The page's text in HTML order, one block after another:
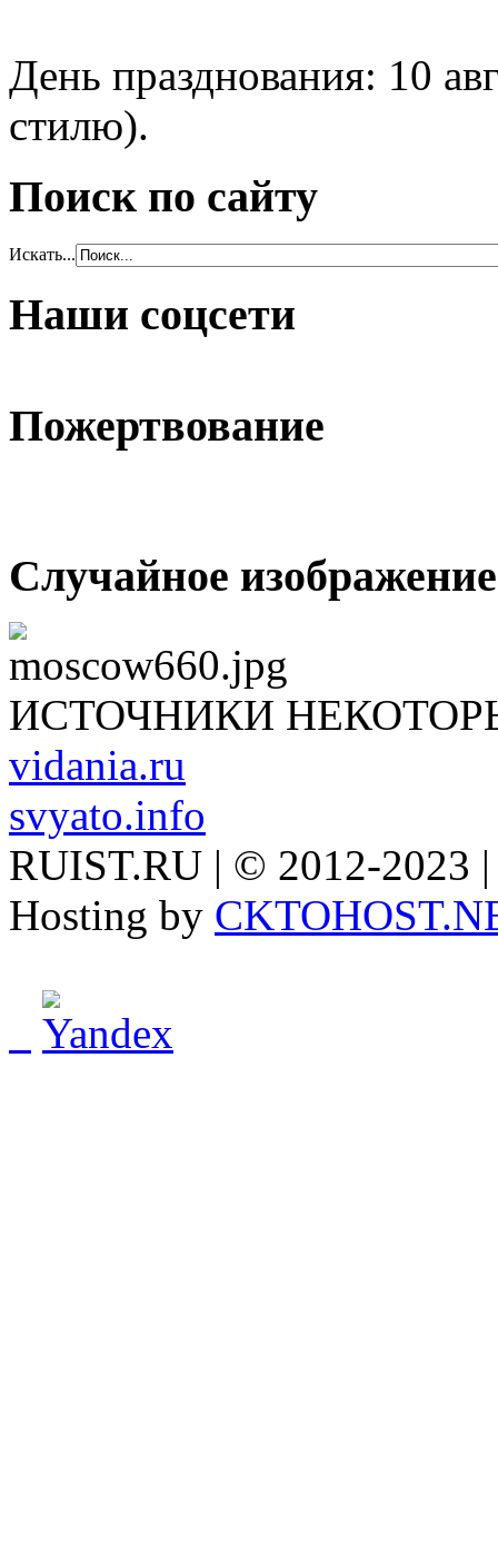
День празднования: 10
стилю).
Поиск по сайту
Искать...
Наши соцсети
Пожертвование
Случайное изображение
ИСТОЧНИКИ
vidania.ru
svyato.info
RUIST.RU | © 2012-2023
Hosting by